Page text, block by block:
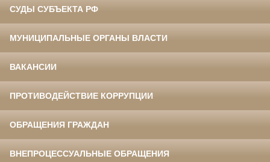
СУДЫ СУБЪЕКТА РФ
МУНИЦИПАЛЬНЫЕ ОРГАНЫ ВЛАСТИ
ВАКАНСИИ
ПРОТИВОДЕЙСТВИЕ КОРРУПЦИИ
ОБРАЩЕНИЯ ГРАЖДАН
ВНЕПРОЦЕССУАЛЬНЫЕ ОБРАЩЕНИЯ